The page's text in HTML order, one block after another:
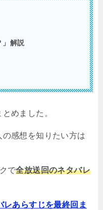
」解説
めました。
の感想を知りたい方は
で全放送回のネタバレ
レあらすじを最終回ま